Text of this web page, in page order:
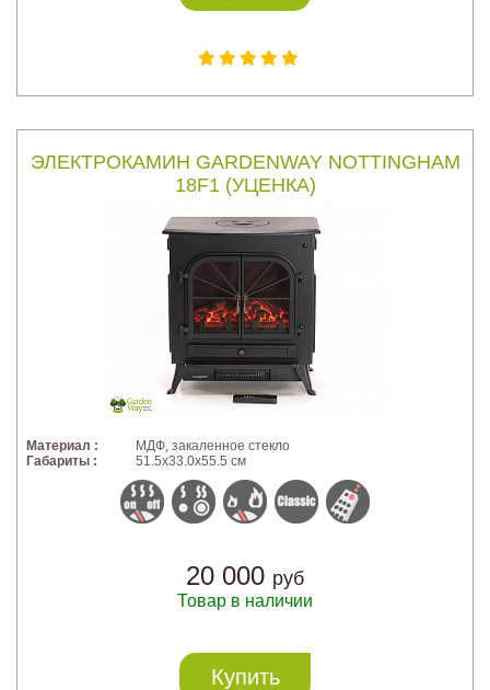
ЭЛЕКТРОКАМИН GARDENWAY NOTTINGHAM
18F1 (УЦЕНКА)
Материал :
МДФ, закаленное стекло
Габариты :
51.5х33.0х55.5 см
20 000 руб
Товар в наличии
Купить